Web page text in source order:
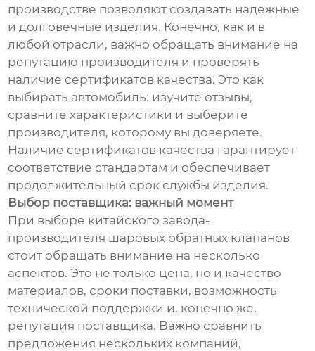
производстве позволяют создавать надежные
и долговечные изделия. Конечно, как и в
любой отрасли, важно обращать внимание на
репутацию производителя и проверять
наличие сертификатов качества. Это как
выбирать автомобиль: изучите отзывы,
сравните характеристики и выберите
производителя, которому вы доверяете.
Наличие сертификатов качества гарантирует
соответствие стандартам и обеспечивает
продолжительный срок службы изделия.
Выбор поставщика: важный момент
При выборе китайского завода-
производителя шаровых обратных клапанов
стоит обращать внимание на несколько
аспектов. Это не только цена, но и качество
материалов, сроки поставки, возможность
технической поддержки и, конечно же,
репутация поставщика. Важно сравнить
предложения нескольких компаний,